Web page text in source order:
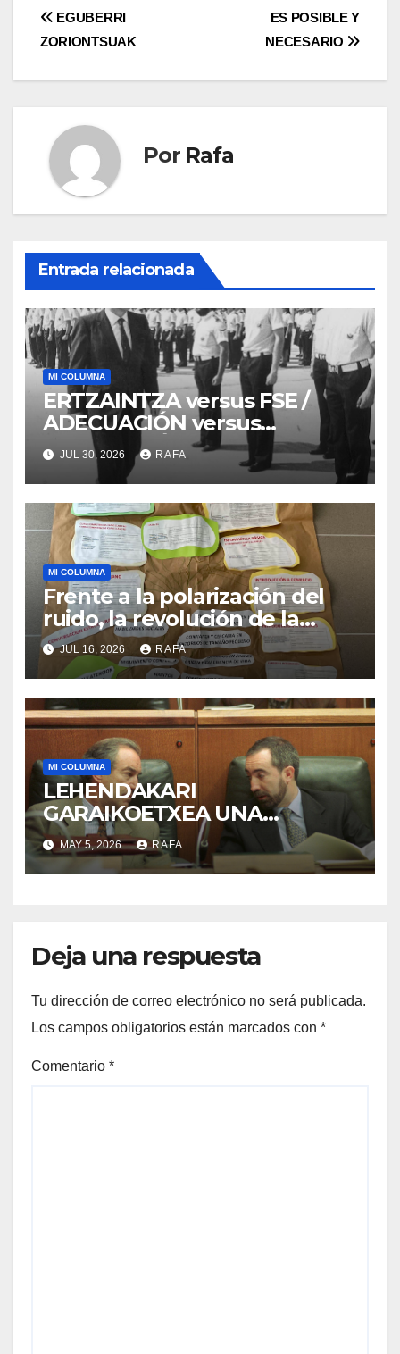
Navegación
ES POSIBLE Y
NECESARIO
EGUBERRI
ZORIONTSUAK
Por Rafa
Entrada relacionada
MI COLUMNA
ERTZAINTZA versus FSE /
ADECUACIÓN versus
SUSTITUCIÓN
JUL 30, 2026 RAFA
MI COLUMNA
Frente a la polarización del
ruido, la revolución de la
acogida
JUL 16, 2026 RAFA
MI COLUMNA
LEHENDAKARI
GARAIKOETXEA UNA
PERSONA QUE DIGNIFICA EL
EJERCICIO DE LA POLÍTICA
MAY 5, 2026 RAFA
Deja una respuesta
Tu dirección de correo electrónico no será publicada.
Los campos obligatorios están marcados con *
Comentario *